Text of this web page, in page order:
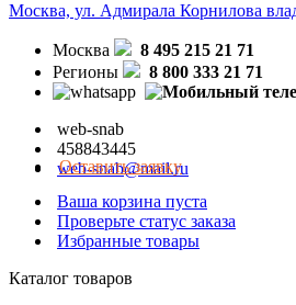
Москва, ул. Адмирала Корнилова
Москва
8 495 215 21 71
Регионы
8 800 333 21 71
web-snab
458843445
web-snab@mail.ru
Оставить заявку
Ваша корзина пуста
Проверьте статус заказа
Избранные товары
Каталог товаров